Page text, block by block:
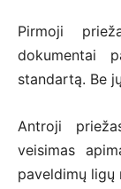
Pirmoji
dokumentai
standartą. Be
Antroji
veisimas
paveldimų ligų